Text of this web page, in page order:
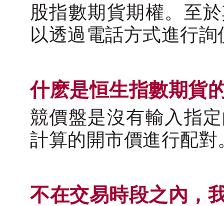
股指數期貨期權。至
以透過電話方式進行
什麽是恒生指數期貨
競價盤是沒有輸入指
計算的開市價進行配對
不在交易時段之內，